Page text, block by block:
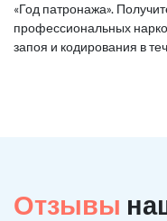
«Год патронажа».
профессиональных
запоя и кодирования в
Отзывы